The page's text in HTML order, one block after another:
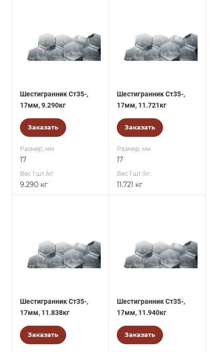
Шестигранник Ст35-,
17мм, 9.290кг
Заказать
Размер, мм
17
Вес 1 шт./кг.
9.290 кг
Шестигранник Ст35-,
17мм, 11.721кг
Заказать
Размер, мм
17
Вес 1 шт./кг.
11.721 кг
Шестигранник Ст35-,
17мм, 11.838кг
Заказать
Шестигранник Ст35-,
17мм, 11.940кг
Заказать